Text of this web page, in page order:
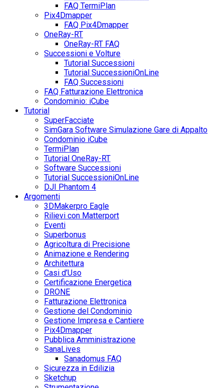
FAQ TermiPlan
Pix4Dmapper
FAQ Pix4Dmapper
OneRay-RT
OneRay-RT FAQ
Successioni e Volture
Tutorial Successioni
Tutorial SuccessioniOnLine
FAQ Successioni
FAQ Fatturazione Elettronica
Condominio: iCube
Tutorial
SuperFacciate
SimGara Software Simulazione Gare di Appalto
Condominio iCube
TermiPlan
Tutorial OneRay-RT
Software Successioni
Tutorial SuccessioniOnLine
DJI Phantom 4
Argomenti
3DMakerpro Eagle
Rilievi con Matterport
Eventi
Superbonus
Agricoltura di Precisione
Animazione e Rendering
Architettura
Casi d’Uso
Certificazione Energetica
DRONE
Fatturazione Elettronica
Gestione del Condominio
Gestione Impresa e Cantiere
Pix4Dmapper
Pubblica Amministrazione
SanaLives
Sanadomus FAQ
Sicurezza in Edilizia
Sketchup